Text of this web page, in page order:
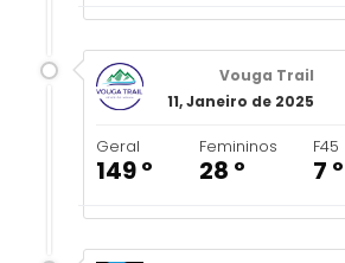
Vouga Trail
11, Janeiro de 2025
Geral
149 º
Femininos
28 º
F45
7 º